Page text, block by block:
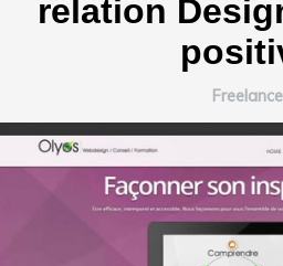
relation
Freelance